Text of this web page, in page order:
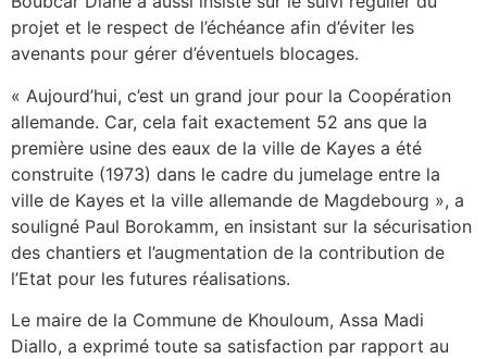
projet et le respect de l’échéance afin d’éviter les
avenants pour gérer d’éventuels blocages.
« Aujourd’hui, c’est un grand jour pour la Coopération
allemande. Car, cela fait exactement 52 ans que la
première usine des eaux de la ville de Kayes a été
construite (1973) dans le cadre du jumelage entre la
ville de Kayes et la ville allemande de Magdebourg », a
souligné Paul Borokamm, en insistant sur la sécurisation
des chantiers et l’augmentation de la contribution de
l’Etat pour les futures réalisations.
Le maire de la Commune de Khouloum, Assa Madi
Diallo, a exprimé toute sa satisfaction par rapport au